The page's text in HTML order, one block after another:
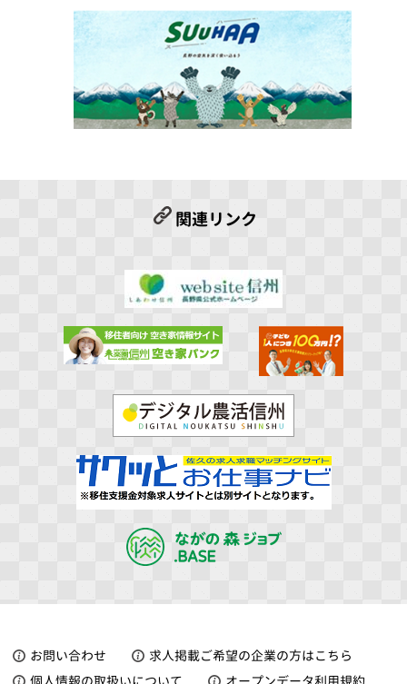
関連リンク
お問い合わせ
求人掲載ご希望の企業の方はこちら
個人情報の取扱いについて
オープンデータ利用規約